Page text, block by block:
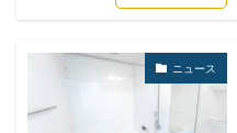
パロアルト
ビジネスメ
ビットポイント
ビデ
ヒューマンエラー
フ
ニュース